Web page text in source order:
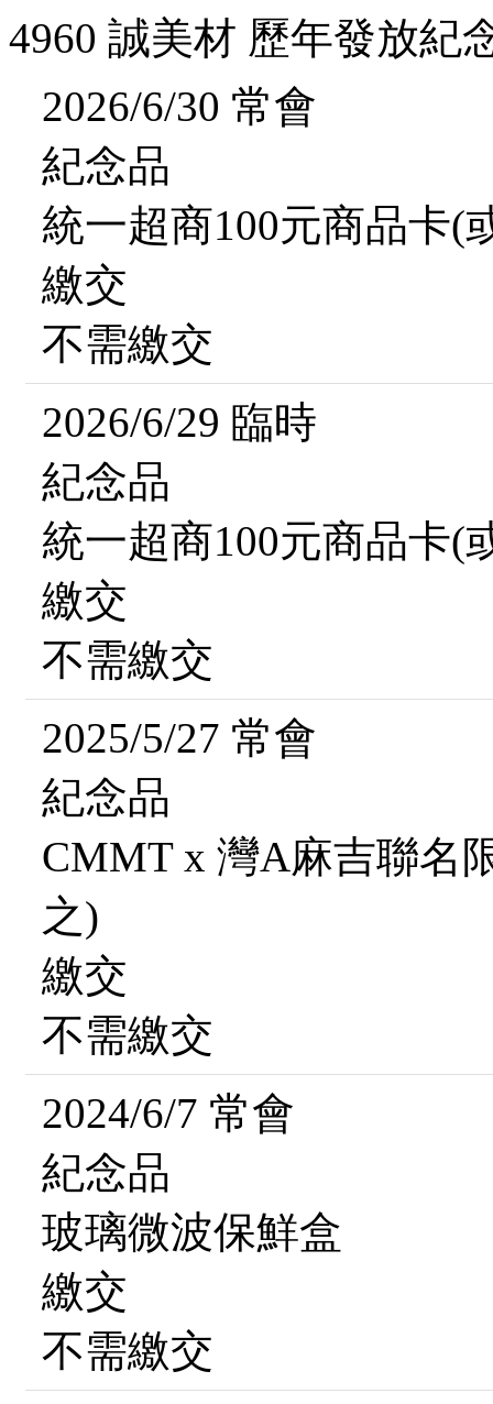
4960 誠美材 歷年發放紀
2026/6/30 常會
紀念品
統一超商100元商品卡(
繳交
不需繳交
2026/6/29 臨時
紀念品
統一超商100元商品卡(
繳交
不需繳交
2025/5/27 常會
紀念品
CMMT x 灣A麻吉聯名
之)
繳交
不需繳交
2024/6/7 常會
紀念品
玻璃微波保鮮盒
繳交
不需繳交